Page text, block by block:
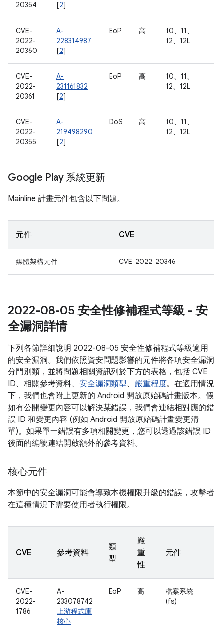
20354
[2]
CVE-
2022-
20360
A-
228314987
[2]
EoP 高
10、11、
12、12L
CVE-
2022-
20361
A-
231161832
[2]
EoP 高
10、11、
12、12L
CVE-
2022-
20355
A-
219498290
[2]
DoS 高
10、11、
12、12L
Google Play 系統更新
Mainline 計畫元件包含以下問題。
元件 CVE
媒體架構元件 CVE-2022-20346
2022-08-05 安全性修補程式等級 - 安
全漏洞詳情
下列各節詳細說明 2022-08-05 安全性修補程式等級適用
的安全漏洞。我們依照資安問題影響的元件將各項安全漏洞
分門別類，並將問題相關資訊列於下方的表格，包括 CVE
ID、相關參考資料、 安全漏洞類型、 嚴重程度。在適用情況
下，我們也會附上更新的 Android 開放原始碼計畫版本。假
如有公開變更內容可以解決某錯誤，我們會連結相對應的錯
誤 ID 和變更內容 (例如 Android 開放原始碼計畫變更清
單)。如果單一錯誤有多項相關變更，您可以透過該錯誤 ID
後面的編號連結開啟額外的參考資料。
核心元件
本節中的安全漏洞可能會導致本機權限升級的錯誤，攻擊者
在這種情況下需要使用者執行權限。
CVE 參考資料
類
型
嚴
重
性
元件
CVE-
2022-
1786
A-
233078742
上游程式庫
核心
EoP 高
檔案系統
(fs)